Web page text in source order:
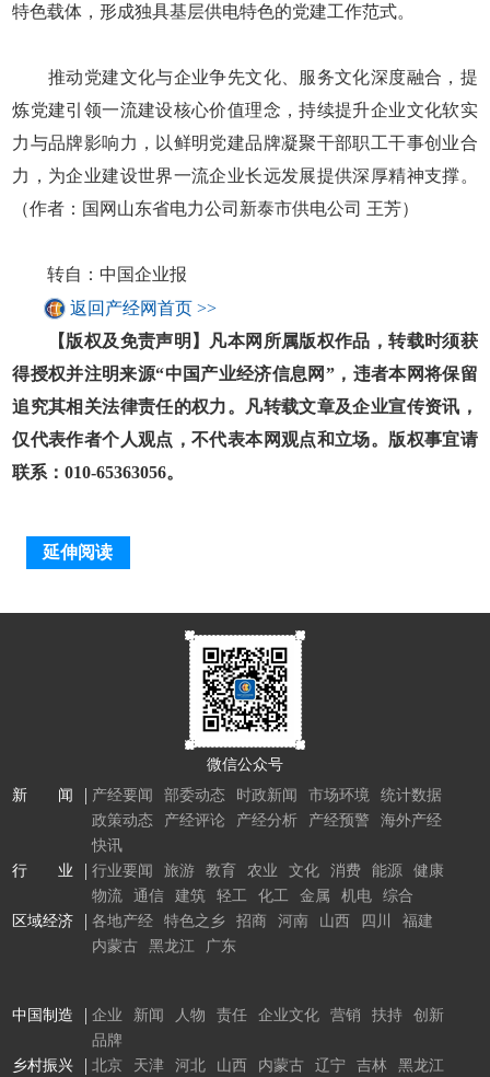
特色载体，形成独具基层供电特色的党建工作范式。
推动党建文化与企业争先文化、服务文化深度融合，提
炼党建引领一流建设核心价值理念，持续提升企业文化软实
力与品牌影响力，以鲜明党建品牌凝聚干部职工干事创业合
力，为企业建设世界一流企业长远发展提供深厚精神支撑。
（作者：国网山东省电力公司新泰市供电公司 王芳）
转自：中国企业报
返回产经网首页 >>
【版权及免责声明】凡本网所属版权作品，转载时须获
得授权并注明来源“中国产业经济信息网”，违者本网将保留
追究其相关法律责任的权力。凡转载文章及企业宣传资讯，
仅代表作者个人观点，不代表本网观点和立场。版权事宜请
联系：010-65363056。
延伸阅读
微信公众号
新 闻
产经要闻 部委动态 时政新闻 市场环境
统计数据
政策动态
产经评论 产经分析 产经预警
海外产经
快讯
行 业
行业要闻 旅游 教育 农业 文化 消费 能源
健康
物流
通信 建筑 轻工 化工 金属 机电
综合
区域经济
各地产经 特色之乡 招商 河南 山西 四川
福建
内蒙古
黑龙江 广东
中国制造 企业 新闻 人物 责任 企业文化 营销 扶持
创新
品牌
乡村振兴
北京 天津 河北 山西 内蒙古 辽宁 吉林 黑龙江